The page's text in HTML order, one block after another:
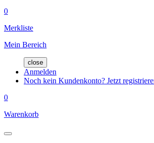
0
Merkliste
Mein Bereich
close
Anmelden
Noch kein Kundenkonto? Jetzt
0
Warenkorb